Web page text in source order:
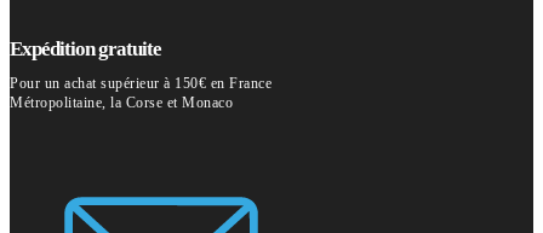
Expédition gratuite
Pour un achat supérieur à 150€ en France
Métropolitaine, la Corse et Monaco